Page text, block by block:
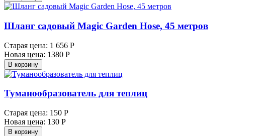
Шланг садовый Magic Garden Hose, 45 метров
Старая цена: 1 656 Р
Новая цена: 1380 Р
В корзину
Туманообразователь для теплиц
Старая цена: 150 Р
Новая цена: 130 Р
В корзину